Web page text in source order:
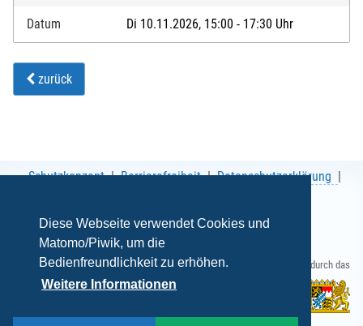
Diese Webseite verwendet Cookies und
Matomo/Piwik, um die
Bedienfreundlichkeit zu erhöhen.
Weitere Informationen
Datum Di 10.11.2026, 15:00 - 17:30 Uhr
zurück
Schutzkonzept Barrierefreiheit
Datenschutzerklärung
Gefördert durch das